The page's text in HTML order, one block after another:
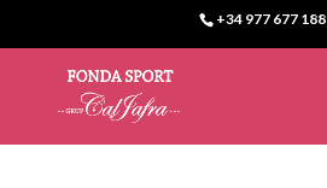
+34 977 677 188